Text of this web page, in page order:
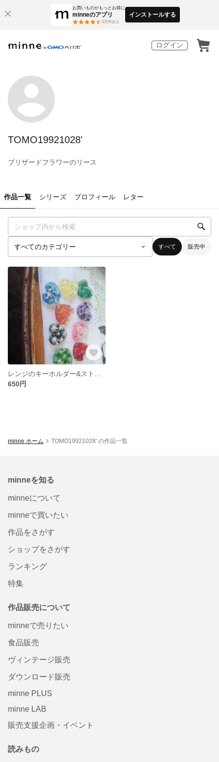
お買いものがもっとお得に
minneのアプリ
3万件以上
インストールする
ログイン
TOMO19921028'
ブリザードフラワーのリース
作品一覧 シリーズ プロフィール レター
すべて 販売中
650円
minne ホーム TOMO19921028' の作品一覧
minneを知る
minneについて
minneで買いたい
作品をさがす
ショップをさがす
ランキング
特集
作品販売について
minneで売りたい
食品販売
ヴィンテージ販売
ダウンロード販売
minne PLUS
minne LAB
販売支援企画・イベント
読みもの